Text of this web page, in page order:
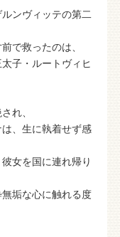
ンヴィッテの第二
で救ったのは、
子・ルートヴィヒ
れ、
、生に執着せず感
女を国に連れ帰り
垢な心に触れる度